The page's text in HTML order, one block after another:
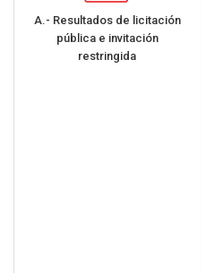
A.- Resultados de licitación
pública e invitación
restringida